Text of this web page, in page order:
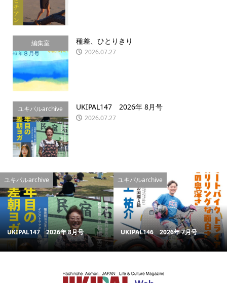
編集室 種差、ひとりきり
2026.07.27
ユキパルarchive UKIPAL147 2026年 8月号
2026.07.27
ユキパルarchive
UKIPAL147 2026年 8月号
ユキパルarchive
UKIPAL146 2026年 7月号